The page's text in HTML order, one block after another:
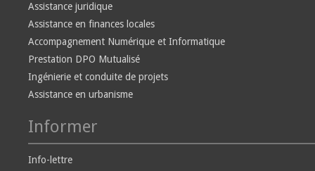
Assistance juridique
Assistance en finances locales
Accompagnement Numérique et Informatique
Prestation DPO Mutualisé
Ingénierie et conduite de projets
Assistance en urbanisme
Informer
Info-lettre